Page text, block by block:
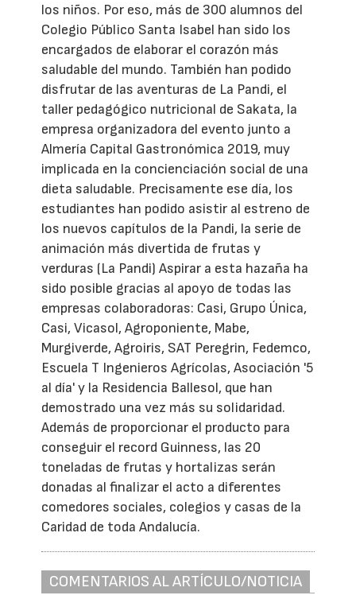
los niños. Por eso, más de 300 alumnos del
Colegio Público Santa Isabel han sido los
encargados de elaborar el corazón más
saludable del mundo. También han podido
disfrutar de las aventuras de La Pandi, el
taller pedagógico nutricional de Sakata, la
empresa organizadora del evento junto a
Almería Capital Gastronómica 2019, muy
implicada en la concienciación social de una
dieta saludable. Precisamente ese día, los
estudiantes han podido asistir al estreno de
los nuevos capítulos de la Pandi, la serie de
animación más divertida de frutas y
verduras (La Pandi) Aspirar a esta hazaña ha
sido posible gracias al apoyo de todas las
empresas colaboradoras: Casi, Grupo Única,
Casi, Vicasol, Agroponiente, Mabe,
Murgiverde, Agroiris, SAT Peregrin, Fedemco,
Escuela T Ingenieros Agrícolas, Asociación '5
al día' y la Residencia Ballesol, que han
demostrado una vez más su solidaridad.
Además de proporcionar el producto para
conseguir el record Guinness, las 20
toneladas de frutas y hortalizas serán
donadas al finalizar el acto a diferentes
comedores sociales, colegios y casas de la
Caridad de toda Andalucía.
COMENTARIOS AL ARTÍCULO/NOTICIA